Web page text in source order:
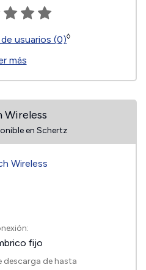
usuarios (0)◊
más
Wireless
en Schertz
fijo
descarga de hasta